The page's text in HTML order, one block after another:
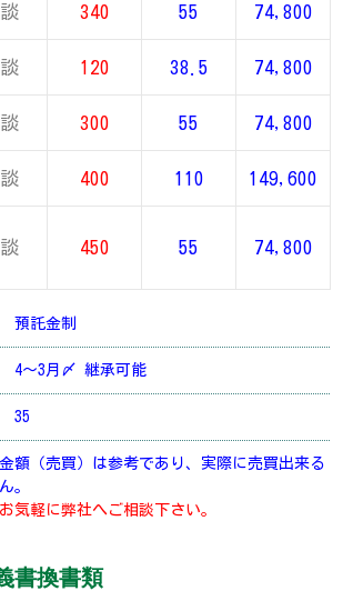
340 55 74,800
120 38.5 74,800
300 55 74,800
400 110 149,600
450 55 74,800
預託金制
4～3月〆 継承可能
35
額（売買）は参考であり、実際に売買出来る
。
気軽に弊社へご相談下さい。
書換書類